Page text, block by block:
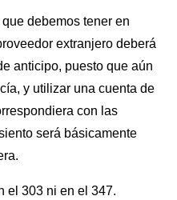
debemos tener en
extranjero deberá
anticipo, puesto que aún
y utilizar una cuenta de
con las
será básicamente
el 303 ni en el 347.